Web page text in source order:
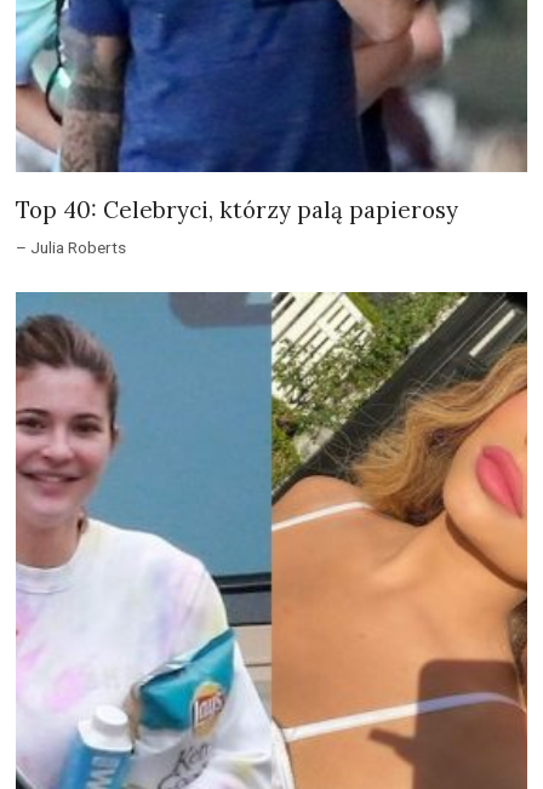
Top 40: Celebryci, którzy palą papierosy
– Julia Roberts